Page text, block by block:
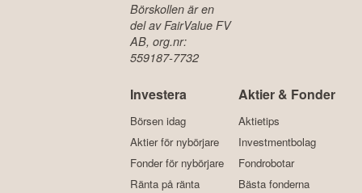
Börskollen är en
del av FairValue FV
AB, org.nr:
559187-7732
Investera
Börsen idag
Aktier för nybörjare
Fonder för nybörjare
Ränta på ränta
Aktier & Fonder
Aktietips
Investmentbolag
Fondrobotar
Bästa fonderna